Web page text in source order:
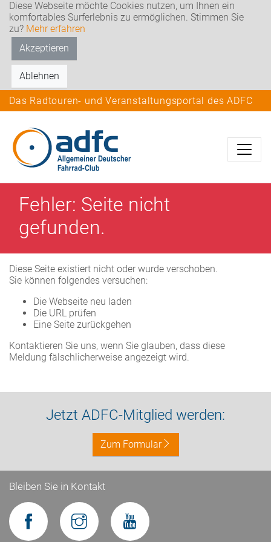
Diese Webseite möchte Cookies nutzen, um Ihnen ein
komfortables Surferlebnis zu ermöglichen. Stimmen Sie
zu? Mehr erfahren
Akzeptieren
Ablehnen
Das Radtouren- und Veranstaltungsportal des ADFC
Fehler: Seite nicht
gefunden.
Diese Seite existiert nicht oder wurde verschoben.
Sie können folgendes versuchen:
Die Webseite neu laden
Die URL prüfen
Eine Seite zurückgehen
Kontaktieren Sie uns, wenn Sie glauben, dass diese
Meldung fälschlicherweise angezeigt wird.
Jetzt ADFC-Mitglied werden:
Zum Formular
Bleiben Sie in Kontakt